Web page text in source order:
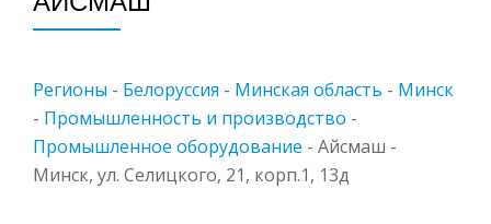
Регионы - Белоруссия - Минская область - Минск
- Промышленность и производство -
Промышленное оборудование - Айсмаш -
Минск, ул. Селицкого, 21, корп.1, 13д